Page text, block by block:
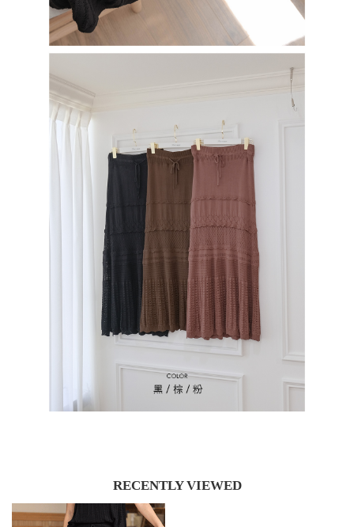
RECENTLY VIEWED